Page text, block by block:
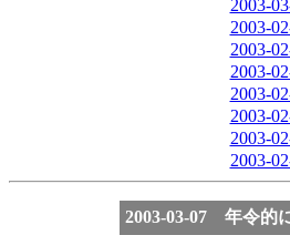
2003-
2003-
2003-
2003-
2003-
2003-
2003-
2003-
2003-03-07 年令的